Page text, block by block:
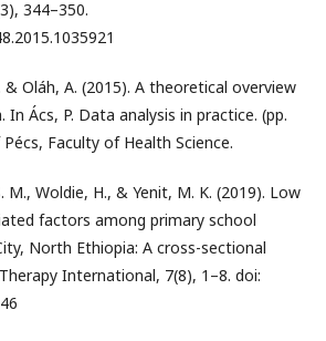
344–350.
& Oláh, A. (2015). A theoretical overview
Ács, P. Data analysis in practice. (pp.
Faculty of Health Science.
M., Woldie, H., & Yenit, M. K. (2019). Low
factors among primary school
North Ethiopia: A cross-sectional
International, 7(8), 1–8. doi: